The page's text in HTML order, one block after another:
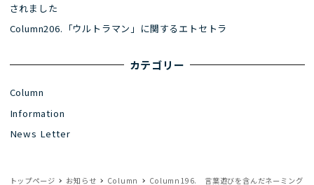
されました
Column206.「ウルトラマン」に関するエトセトラ
カテゴリー
Column
Information
News Letter
トップページ お知らせ Column Column196. 言葉遊びを含んだネーミング